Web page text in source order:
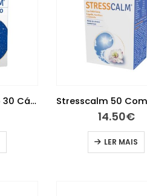
Stress Calm Sono 30 Cápsulas
14.50€
LER MAIS